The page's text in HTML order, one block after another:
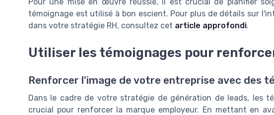
Pour une mise en œuvre réussie, il est crucial de planifier
témoignage est utilisé à bon escient. Pour plus de détails sur
dans votre stratégie RH, consultez cet article approfondi.
Utiliser les témoignages pour
Renforcer l'image de votre entreprise avec des
Dans le cadre de votre stratégie de génération de leads, les
crucial pour renforcer la marque employeur. En mettant en